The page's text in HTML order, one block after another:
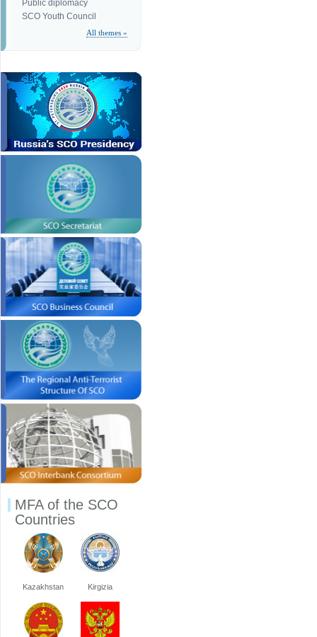
Public diplomacy
SCO Youth Council
All themes »
MFA of the SCO
Countries
Kazakhstan Kirgizia